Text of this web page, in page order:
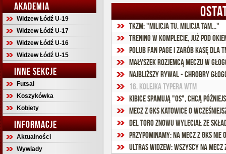
AKADEMIA
Widzew Łódź U-19
Widzew Łódź U-17
Widzew Łódź U-16
Widzew Łódź U-15
INNE SEKCJE
Futsal
Koszykówka
Kobiety
INFORMACJE
Aktualności
Wywiady
TKzM: "Milicja tu, milicja tam..."
Trening w komplecie, już pod
Polub Fan Page i zarób kasę dla
Małyszek rozjemcą meczu w
Najbliższy rywal - Chrobry
16. kolejka Typera WTM
Kibice spamują "OS", chcą
Mecz z GKS Katowice o
Del Toro znowu wyleciał ze
Przypominamy: Na mecz z GKS
Ultras Widzew: Wszyscy na mecz z